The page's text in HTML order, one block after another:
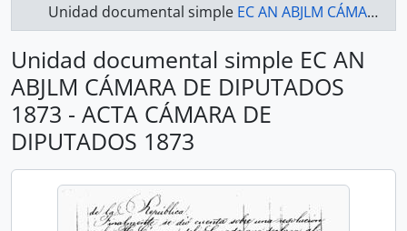
Unidad documental simple EC AN ABJLM CÁMARA DE DIPUTADOS 1873 - ACTA CÁMARA DE DIPUTADOS 1873
Unidad documental simple EC AN
ABJLM CÁMARA DE DIPUTADOS
1873 - ACTA CÁMARA DE
DIPUTADOS 1873